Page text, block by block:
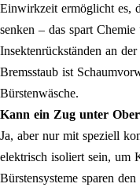
Einwirkzeit ermöglicht es,
senken – das spart Chemie
Insektenrückständen an
Bremsstaub ist
Bürstenwäsche.
Kann ein Zug unter
Ja, aber nur mit speziell
elektrisch isoliert sein, um
Bürstensysteme sparen